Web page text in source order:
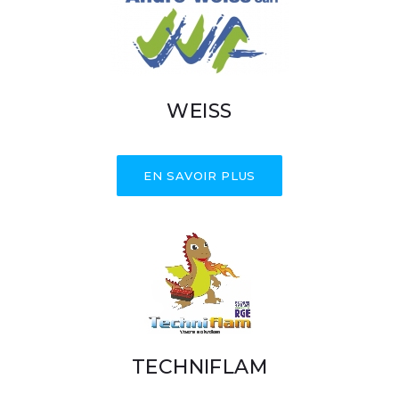
WEISS
EN SAVOIR PLUS
TECHNIFLAM